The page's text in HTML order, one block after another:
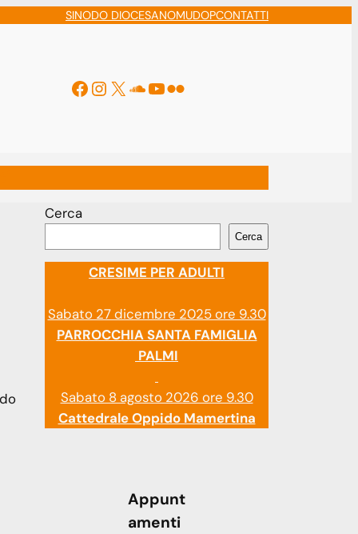
SINODO DIOCESANOMUDOPCONTATTI
Facebook
Instagram
X Soundcloud
YouTube
Flickr
Cerca
Cerca
CRESIME PER ADULTI
Sabato 27 dicembre 2025 ore 9.30
PARROCCHIA SANTA FAMIGLIA
PALMI
Sabato 8 agosto 2026 ore 9.30
Cattedrale Oppido Mamertina
Appunt
amenti